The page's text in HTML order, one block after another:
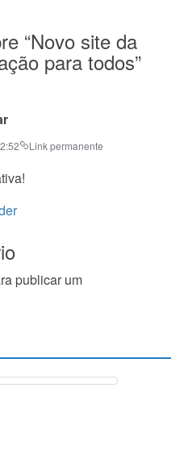
“Novo site da
para todos”
Link permanente
publicar um